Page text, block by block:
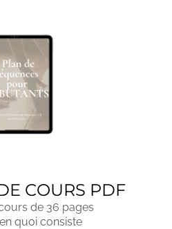
COURS PDF
de 36 pages
quoi consiste